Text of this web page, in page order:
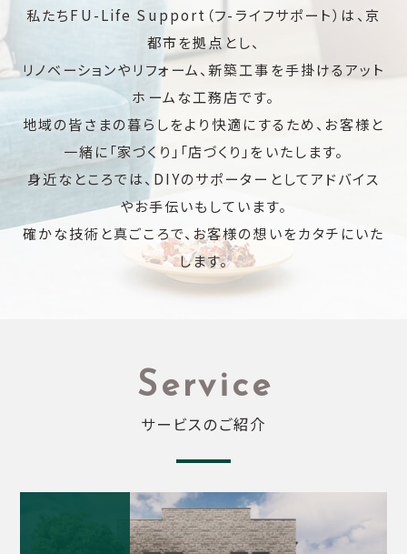
私たちFU-Life Support（フ-ライフサポート）は、京
都市を拠点とし、
リノベーションやリフォーム、新築工事を手掛けるアット
ホームな工務店です。
地域の皆さまの暮らしをより快適にするため、お客様と
一緒に「家づくり」「店づくり」をいたします。
身近なところでは、DIYのサポーターとしてアドバイス
やお手伝いもしています。
確かな技術と真ごころで、お客様の想いをカタチにいた
します。
Service
サービスのご紹介